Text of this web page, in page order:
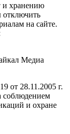
и хранению
на сайте.
Медиа
от 28.11.2005 г.
соблюдением
и охране